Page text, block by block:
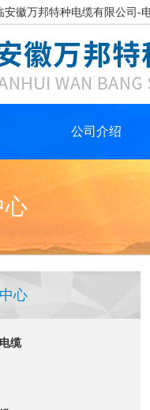
徽万邦特种电缆有限公司-
公司介绍
心
心
缆